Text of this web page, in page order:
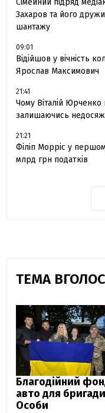
Сімейний підряд
Захаров та його
шантажу
09:01
Відійшов у вічність
Ярослав Максимович
21:41
Чому Віталій
залишаючись
21:21
Філіп Морріс у
млрд грн податків
ТЕМА ВГОЛОС
Благодійний
авто для
Особи